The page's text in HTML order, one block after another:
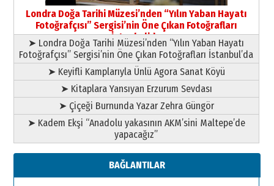
Şampiyonluk Sebahattin Şirin’e
yazar
11 Mayıs 2026 Pazartesi
Londra Doğa Tarihi Müzesi’nden “Yılın Yaban Hayatı
Fotoğrafçısı” Sergisi’nin Öne Çıkan Fotoğrafları
İstanbul’da
➤ Londra Doğa Tarihi Müzesi’nden “Yılın Yaban Hayatı
Fotoğrafçısı” Sergisi’nin Öne Çıkan Fotoğrafları İstanbul’da
➤ Keyifli Kamplarıyla Ünlü Agora Sanat Köyü
➤ Kitaplara Yansıyan Erzurum Sevdası
➤ Çiçeği Burnunda Yazar Zehra Güngör
➤ Kadem Ekşi “Anadolu yakasının AKM’sini Maltepe’de
yapacağız”
BAĞLANTILAR